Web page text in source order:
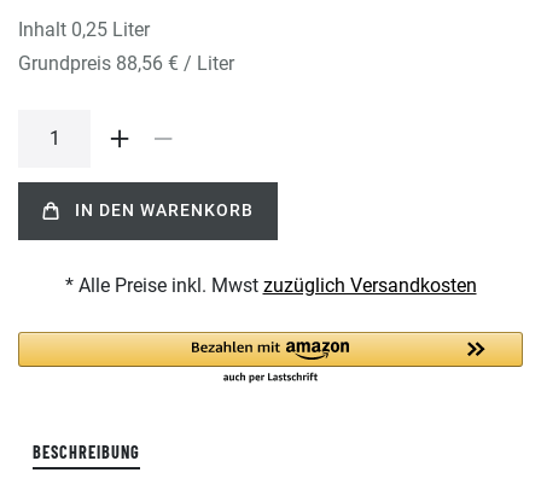
Inhalt 0,25 Liter
Grundpreis 88,56 € / Liter
IN DEN WARENKORB
* Alle Preise inkl. Mwst zuzüglich Versandkosten
BESCHREIBUNG